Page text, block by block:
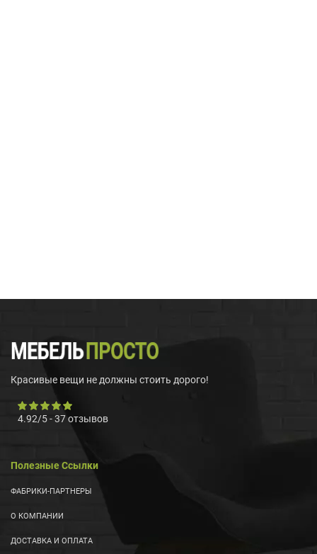
Красивые вещи не должны стоить дорого!
4.92/5-37отзывов
Полезные Ссылки
ФАБРИКИ-ПАРТНЕРЫ
О КОМПАНИИ
ДОСТАВКА И ОПЛАТА